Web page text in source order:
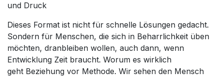
und Druck
Dieses Format ist nicht für schnelle Lösungen gedacht.
Sondern für Menschen, die sich in Beharrlichkeit üben
möchten, dranbleiben wollen, auch dann, wenn
Entwicklung Zeit braucht. Worum es wirklich
geht Beziehung vor Methode. Wir sehen den Mensch